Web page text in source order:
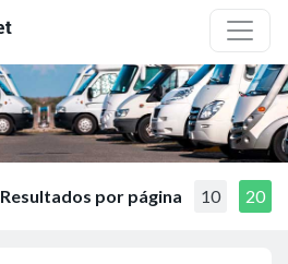
Resultados por página 10 20